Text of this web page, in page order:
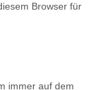
Browser für
immer auf dem